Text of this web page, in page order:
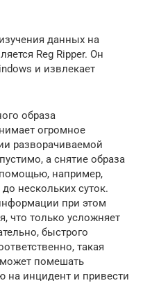
данных на
Reg Ripper. Он
и извлекает
образа
огромное
разворачиваемой
а снятие образа
например,
нескольких суток.
при этом
что только усложняет
быстрого
такая
может помешать
на инцидент и привести